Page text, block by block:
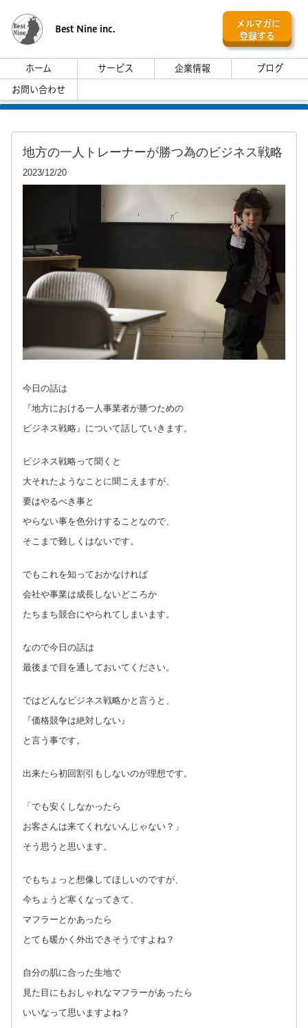
Best Nine inc.
メルマガに
登録する
ホーム サービス 企業情報
ブログ
お問い合わせ
地方の一人トレーナーが勝つ為のビジネス戦略
2023/12/20
今日の話は
『地方における一人事業者が勝つための
ビジネス戦略』について話していきます。
ビジネス戦略って聞くと
大それたようなことに聞こえますが、
要はやるべき事と
やらない事を色分けすることなので、
そこまで難しくはないです。
でもこれを知っておかなければ
会社や事業は成長しないどころか
たちまち競合にやられてしまいます。
なので今日の話は
最後まで目を通しておいてください。
ではどんなビジネス戦略かと言うと、
『価格競争は絶対しない』
と言う事です。
出来たら初回割引もしないのが理想です。
「でも安くしなかったら
お客さんは来てくれないんじゃない？」
そう思うと思います。
でもちょっと想像してほしいのですが、
今ちょうど寒くなってきて、
マフラーとかあったら
とても暖かく外出できそうですよね？
自分の肌に合った生地で
見た目にもおしゃれなマフラーがあったら
いいなって思いますよね？